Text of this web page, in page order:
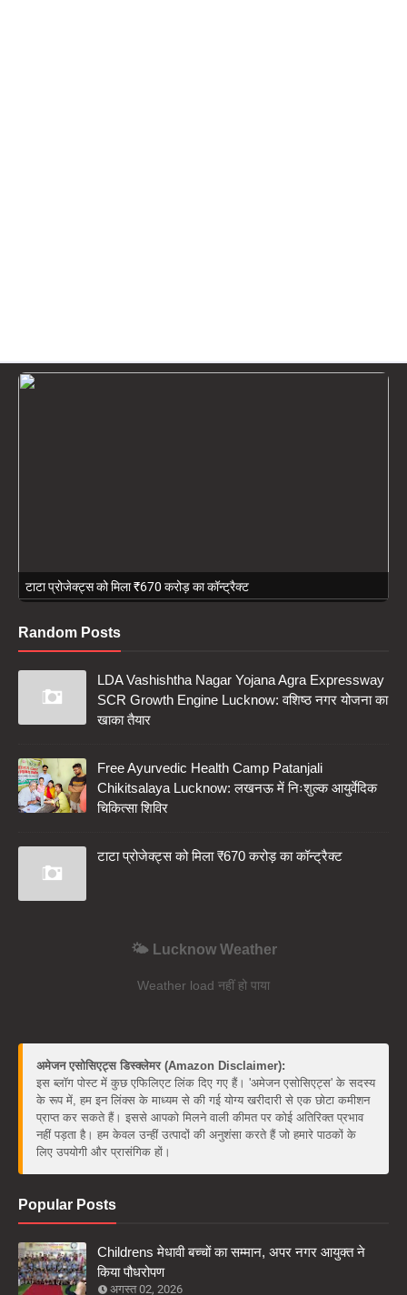
टाटा प्रोजेक्ट्स को मिला ₹670 करोड़ का कॉन्ट्रैक्ट
Random Posts
LDA Vashishtha Nagar Yojana Agra Expressway
SCR Growth Engine Lucknow: वशिष्ठ नगर योजना का
खाका तैयार
Free Ayurvedic Health Camp Patanjali
Chikitsalaya Lucknow: लखनऊ में निःशुल्क आयुर्वेदिक
चिकित्सा शिविर
टाटा प्रोजेक्ट्स को मिला ₹670 करोड़ का कॉन्ट्रैक्ट
🌤️ Lucknow Weather
Weather load नहीं हो पाया
अमेजन एसोसिएट्स डिस्क्लेमर (Amazon Disclaimer):
इस ब्लॉग पोस्ट में कुछ एफिलिएट लिंक दिए गए हैं। 'अमेजन एसोसिएट्स' के सदस्य
के रूप में, हम इन लिंक्स के माध्यम से की गई योग्य खरीदारी से एक छोटा कमीशन
प्राप्त कर सकते हैं। इससे आपको मिलने वाली कीमत पर कोई अतिरिक्त प्रभाव
नहीं पड़ता है। हम केवल उन्हीं उत्पादों की अनुशंसा करते हैं जो हमारे पाठकों के
लिए उपयोगी और प्रासंगिक हों।
Popular Posts
Childrens मेधावी बच्चों का सम्मान, अपर नगर आयुक्त ने
किया पौधरोपण
अगस्त 02, 2026